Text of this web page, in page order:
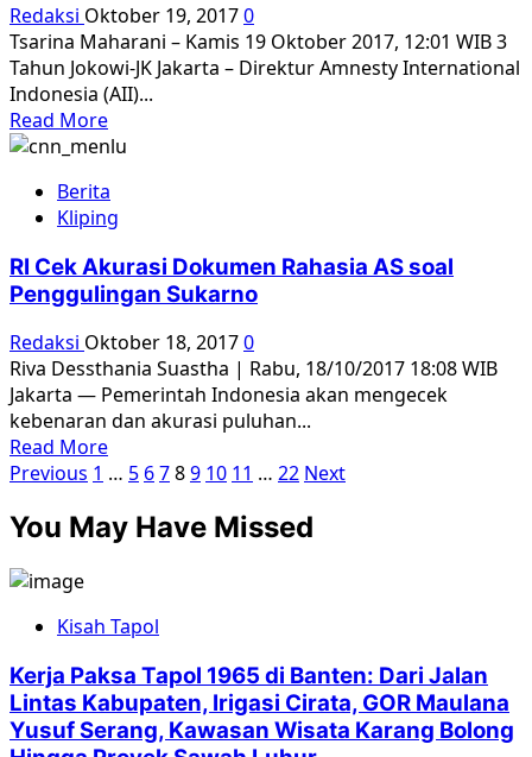
Isu
hantu
komunis
masih
laku
secara
politis
Redaksi Oktober 19, 20170
Tsarina Maharani – Kamis 19 Oktober 2017, 12:01 WIB 3
Tahun Jokowi-JK Jakarta – Direktur Amnesty International
Indonesia (AII)...
Read MoreRead
more
Amnesty
International
Jokowi
Rapor
soal
Penyelesaian
Kasus
HAM
Berita
Kliping
RI Cek Akurasi Dokumen Rahasia AS soal
Penggulingan Sukarno
Redaksi Oktober 18, 20170
Riva Dessthania Suastha | Rabu, 18/10/2017 18:08 WIB
Jakarta — Pemerintah Indonesia akan mengecek
kebenaran dan akurasi puluhan...
Read MoreRead
more
RI
Cek
Rahasia
soal
Penggulingan
Sukarno
Paginasi
pos
Previous 1 … 5 6789 10 11 … 22 Next
You May Have Missed
Kisah Tapol
Kerja Paksa Tapol 1965 di Banten: Dari Jalan
Lintas Kabupaten, Irigasi Cirata, GOR Maulana
Yusuf Serang, Kawasan Wisata Karang Bolong